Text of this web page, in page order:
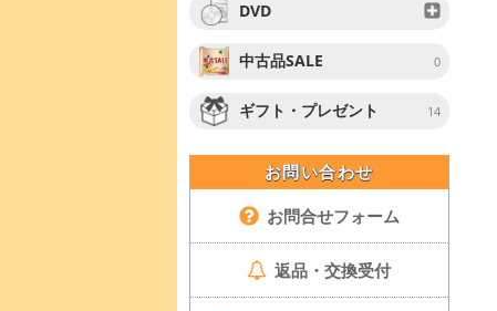
DVD
中古品SALE 0
ギフト・プレゼント 14
お問い合わせ
お問合せフォーム
返品・交換受付